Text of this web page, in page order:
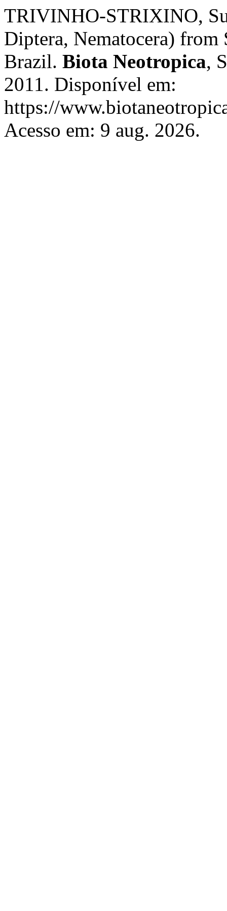
TRIVINHO-STRIXINO,
Diptera, Nematocera) from
Brazil. Biota Neotropica,
2011. Disponível em:
https://
Acesso em: 9 aug. 2026.